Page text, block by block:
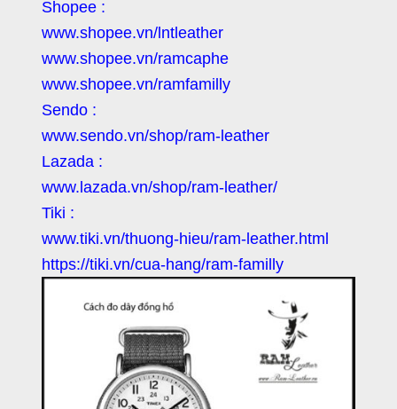
Shopee :
www.shopee.vn/lntleather
www.shopee.vn/ramcaphe
www.shopee.vn/ramfamilly
Sendo :
www.sendo.vn/shop/ram-leather
Lazada :
www.lazada.vn/shop/ram-leather/
Tiki :
www.tiki.vn/thuong-hieu/ram-leather.html
https://tiki.vn/cua-hang/ram-familly